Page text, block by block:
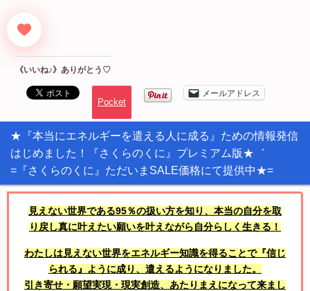
《いいね♪》ありがとう♡
Pocket
メールアドレス
★『本当にエネルギーを遣える人に成る』ための情報発信
はじめました！『さくらのくに』プレミアム版★゛
=『さくらのくに』ただいまSALE価格にて提供中★=
見えない世界である95％の扱い方を知り、本当の自分を取
り戻し真に叶えたい願いを叶えながら自分らしく生きる！
わたしは見えない世界をエネルギー知識を得ることで『信じ
られる』ように成り、遣えるようになりました。
引き寄せ・願望実現・現実創造、あたりまえになって来まし